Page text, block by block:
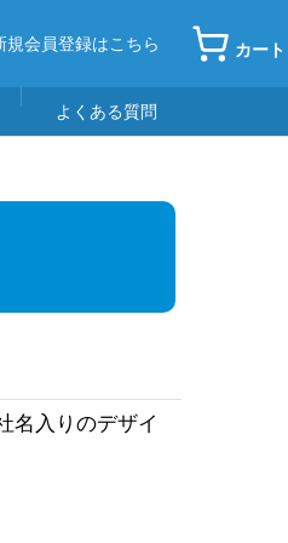
規会員登録はこちら カート
よくある質問
名入りのデザイ